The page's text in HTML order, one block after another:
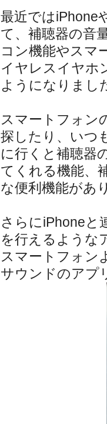
最近ではiPhone
て、補聴器の音
コン機能やスマ
イヤレスイヤホ
ようになりまし
スマートフォン
探したり、いつ
に行くと補聴器
てくれる機能、
な便利機能があ
さらにiPhone
を行えるような
スマートフォン
サウンドのアプ